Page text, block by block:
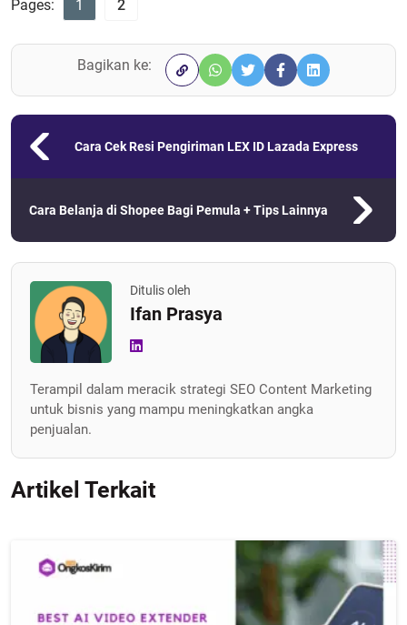
Pages:
1 2
Bagikan ke:
Cara Cek Resi Pengiriman LEX ID Lazada Express
Cara Belanja di Shopee Bagi Pemula + Tips Lainnya
Ditulis oleh
Ifan Prasya
Terampil dalam meracik strategi SEO Content Marketing
untuk bisnis yang mampu meningkatkan angka
penjualan.
Artikel Terkait